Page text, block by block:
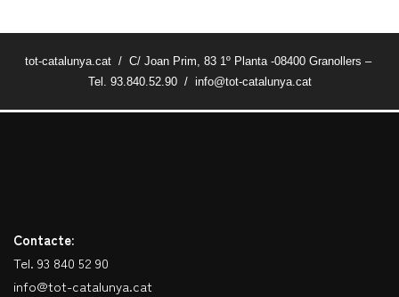
tot-catalunya.cat / C/ Joan Prim, 83 1º Planta -08400 Granollers –
Tel. 93.840.52.90 / info@tot-catalunya.cat
Contacte:
Tel. 93 840 52 90
info@tot-catalunya.cat